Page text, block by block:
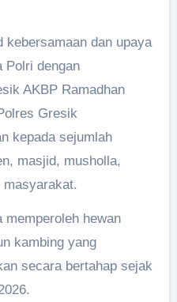
kebersamaan dan upaya
Polri dengan
AKBP Ramadhan
Gresik
kepada sejumlah
masjid, musholla,
masyarakat.
memperoleh hewan
kambing yang
secara bertahap sejak